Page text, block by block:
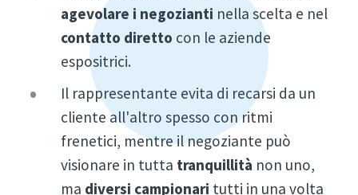
agevolare i negozianti nella scelta e nel
contatto diretto con le aziende
espositrici.
Il rappresentante evita di recarsi da un
cliente all'altro spesso con ritmi
frenetici, mentre il negoziante può
visionare in tutta tranquillità non uno,
ma diversi campionari tutti in una volta